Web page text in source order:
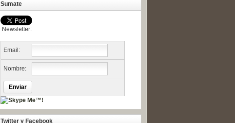
Sumate
Newsletter:
Email:
Nombre:
Twitter y Facebook